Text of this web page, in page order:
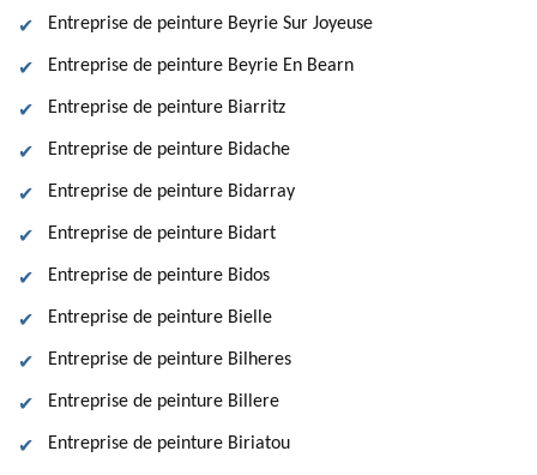
Entreprise de peinture Beyrie Sur Joyeuse
Entreprise de peinture Beyrie En Bearn
Entreprise de peinture Biarritz
Entreprise de peinture Bidache
Entreprise de peinture Bidarray
Entreprise de peinture Bidart
Entreprise de peinture Bidos
Entreprise de peinture Bielle
Entreprise de peinture Bilheres
Entreprise de peinture Billere
Entreprise de peinture Biriatou